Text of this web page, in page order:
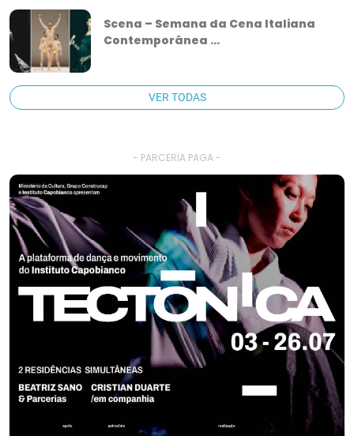
Scena – Semana da Cena Italiana
Contemporânea ...
VER TODAS
- PARCERIA PAGA -